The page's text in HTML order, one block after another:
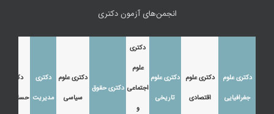
انجمن‌های آزمون دکتری
دکتری علوم
جغرافیایی
دکتری علوم
اقتصادی
دکتری علوم
تاریخی
دکتری
علوم
اجتماعی
و
دکتری حقوق
دکتری علوم
سیاسی
دکتری
مدیریت
دکتری
حسابداری